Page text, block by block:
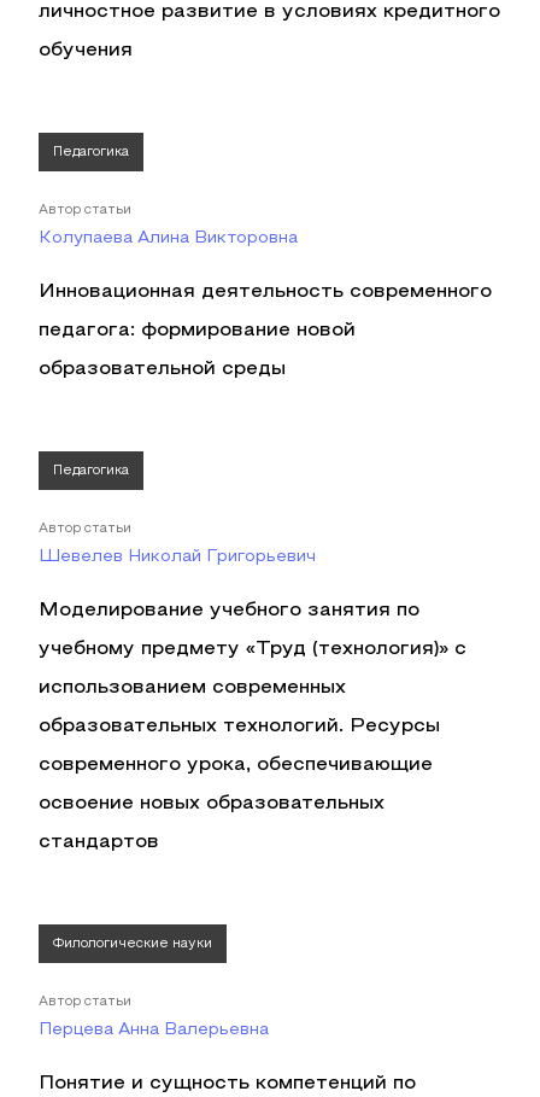
личностное развитие в условиях кредитного
обучения
Педагогика
Автор статьи
Колупаева Алина Викторовна
Инновационная деятельность современного
педагога: формирование новой
образовательной среды
Педагогика
Автор статьи
Шевелев Николай Григорьевич
Моделирование учебного занятия по
учебному предмету «Труд (технология)» с
использованием современных
образовательных технологий. Ресурсы
современного урока, обеспечивающие
освоение новых образовательных
стандартов
Филологические науки
Автор статьи
Перцева Анна Валерьевна
Понятие и сущность компетенций по